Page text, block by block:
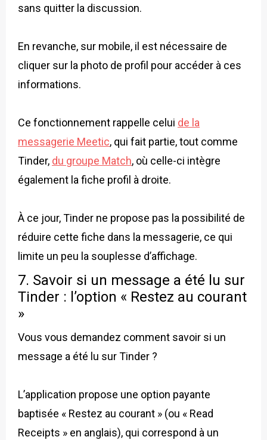
sans quitter la discussion.
En revanche, sur mobile, il est nécessaire de
cliquer sur la photo de profil pour accéder à ces
informations.
Ce fonctionnement rappelle celui de la
messagerie Meetic, qui fait partie, tout comme
Tinder, du groupe Match, où celle-ci intègre
également la fiche profil à droite.
À ce jour, Tinder ne propose pas la possibilité de
réduire cette fiche dans la messagerie, ce qui
limite un peu la souplesse d’affichage.
7. Savoir si un message a été lu sur
Tinder : l’option « Restez au courant
»
Vous vous demandez comment savoir si un
message a été lu sur Tinder ?
L’application propose une option payante
baptisée « Restez au courant » (ou « Read
Receipts » en anglais), qui correspond à un